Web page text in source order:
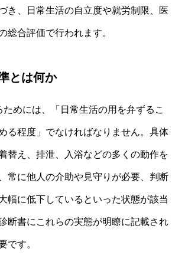
き、日常生活の自立度や就労制限、医
総合評価で行われます。
とは何か
ためには、「日常生活の用を弁ずるこ
る程度」でなければなりません。具体
替え、排泄、入浴などの多くの動作を
常に他人の介助や見守りが必要、判断
幅に低下しているといった状態が該当
断書にこれらの実態が明瞭に記載され
です。